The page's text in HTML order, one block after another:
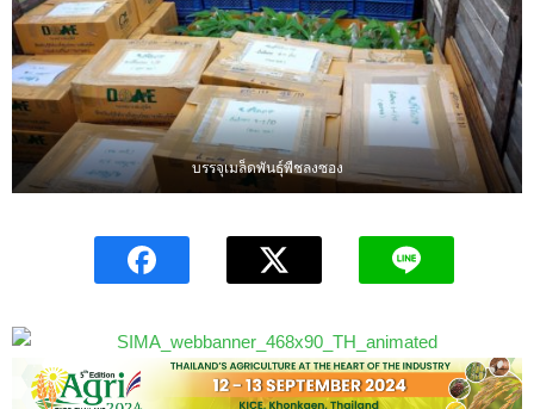
บรรจุเมล็ดพันธุ์พืชลงซอง